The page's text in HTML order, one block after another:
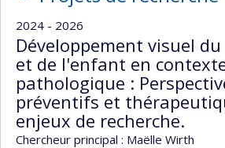
2024 - 2026
Développement visuel
et de l'enfant en
pathologique :
préventifs et
enjeux de recherche.
Chercheur principal : Maëlle Wirth